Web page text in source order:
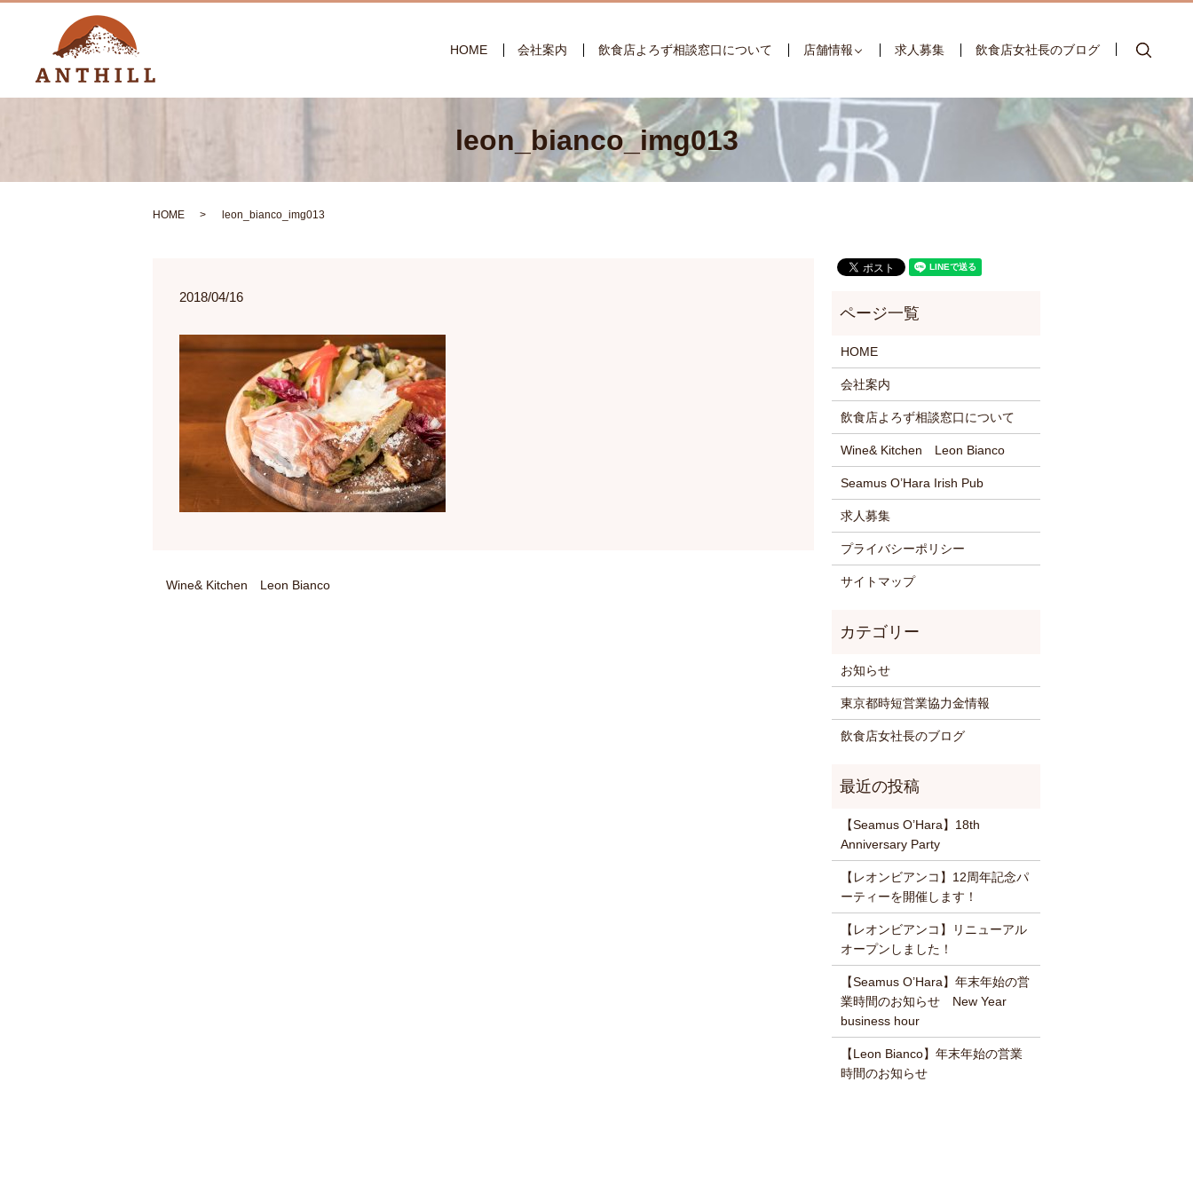
HOME 会社案内 飲食店よろず相談窓口について 店舗情報 求人募集 飲食店女社長のブログ
leon_bianco_img013
HOME leon_bianco_img013
2018/04/16
Wine& Kitchen Leon Bianco
HOME
会社案内
飲食店よろず相談窓口について
Wine& Kitchen Leon Bianco
Seamus O’Hara Irish Pub
求人募集
プライバシーポリシー
サイトマップ
お知らせ
東京都時短営業協力金情報
飲食店女社長のブログ
【Seamus O’Hara】18th
Anniversary Party
【レオンビアンコ】12周年記念パ
ーティーを開催します！
【レオンビアンコ】リニューアル
オープンしました！
【Seamus O’Hara】年末年始の営
業時間のお知らせ New Year
business hour
【Leon Bianco】年末年始の営業
時間のお知らせ